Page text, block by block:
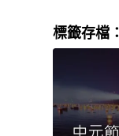
標籤存檔：